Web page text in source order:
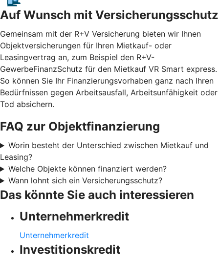
Auf Wunsch mit Versicherungsschutz
Gemeinsam mit der R+V Versicherung bieten wir Ihnen
Objektversicherungen für Ihren Mietkauf- oder
Leasingvertrag an, zum Beispiel den R+V-
GewerbeFinanzSchutz für den Mietkauf VR Smart express.
So können Sie Ihr Finanzierungsvorhaben ganz nach Ihren
Bedürfnissen gegen Arbeitsausfall, Arbeitsunfähigkeit oder
Tod absichern.
FAQ zur Objektfinanzierung
Worin besteht der Unterschied zwischen Mietkauf und
Leasing?
Welche Objekte können finanziert werden?
Wann lohnt sich ein Versicherungsschutz?
Das könnte Sie auch interessieren
Unternehmerkredit
Unternehmerkredit
Investitionskredit